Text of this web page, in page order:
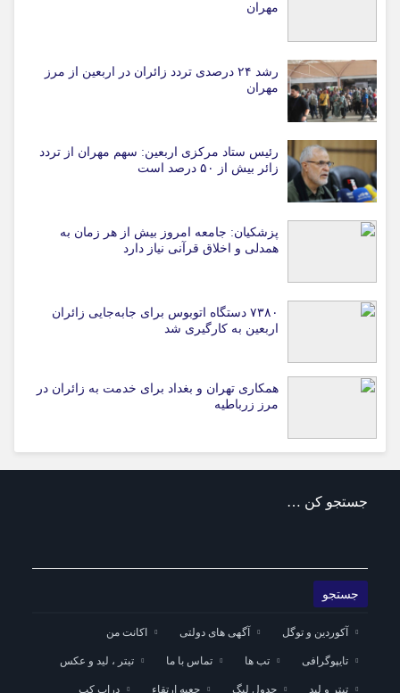
مهران
رشد ۲۴ درصدی تردد زائران در اربعین از مرز
مهران
رئیس ستاد مرکزی اربعین: سهم مهران از تردد
زائر بیش از ۵۰ درصد است
پزشکیان: جامعه امروز بیش از هر زمان به
همدلی و اخلاق قرآنی نیاز دارد
۷۳۸۰ دستگاه اتوبوس برای جابه‌جایی زائران
اربعین به‌ کارگیری شد
همکاری تهران و بغداد برای خدمت به زائران در
مرز زرباطیه
جستجو کن …
آکوردین و توگل آگهی های دولتی اکانت من
تایپوگرافی تب ها تماس با ما تیتر ، لید و عکس
تیتر و لید جدول لیگ جعبه ارتقاء دراپ کپ